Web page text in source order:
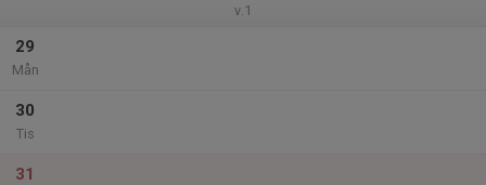
v.1
29
Mån
30
Tis
31